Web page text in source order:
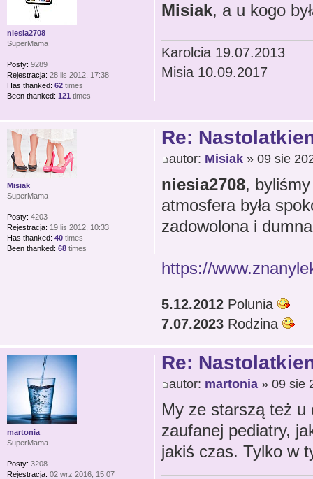
Misiak, a u kogo
Karolcia 19.07.2013
Misia 10.09.2017
niesia2708
SuperMama
Posty: 9289
Rejestracja: 28 lis 2012, 17:38
Has thanked: 62 times
Been thanked: 121 times
Re:
autor: Misiak» 09 sie
niesia2708,
atmosfera była
zadowolona i
https://
5.12.2012Polunia
7.07.2023Rodzina
Misiak
SuperMama
Posty: 4203
Rejestracja: 19 lis 2012, 10:33
Has thanked: 40 times
Been thanked: 68 times
Re:
autor: martonia» 09 sie
My ze starszą też u
zaufanej pediatry,
jakiś czas. Tylko w
martonia
SuperMama
Posty: 3208
Rejestracja: 02 wrz 2016, 15:07